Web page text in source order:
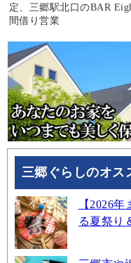
定、三郷駅北口のBAR
間借り営業
三郷ぐらしのオス
【2026
る夏祭り